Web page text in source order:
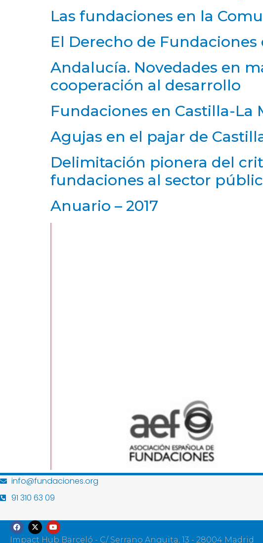
Las fundaciones en la
El Derecho de
Andalucía. Novedades en
cooperación al desarrollo
Fundaciones en Castilla-La
Agujas en el pajar de
Delimitación pionera del
fundaciones al sector
Anuario – 2017
info@fundaciones.org
91 310 63 09
Impact Hub Barceló - C/ Serrano Anguita, 13 - 28004 Madrid